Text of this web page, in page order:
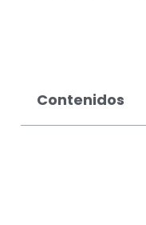
Contenidos